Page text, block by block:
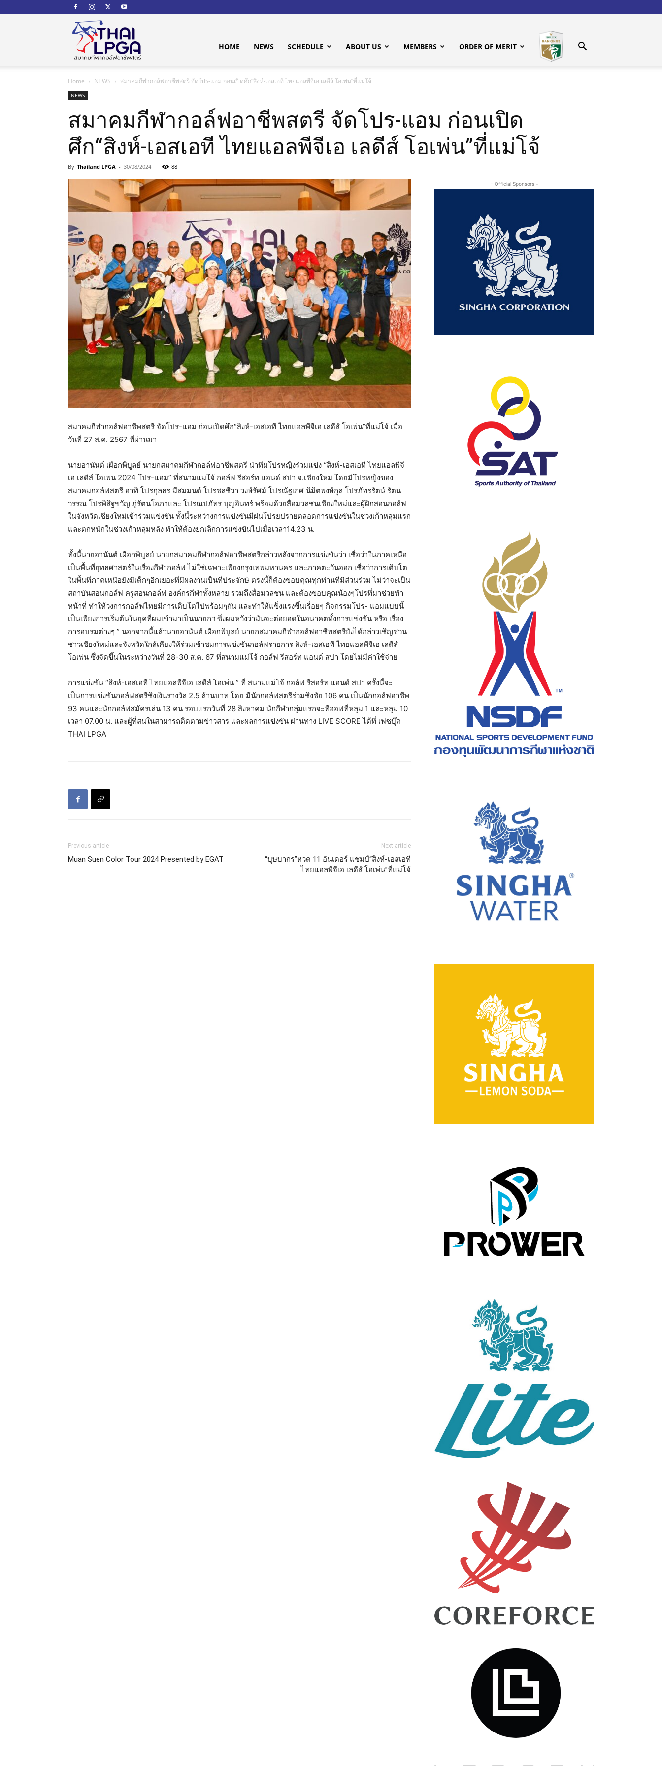
กอล์ฟ
อาชีพ
สตรี
HOME NEWS SCHEDULE ABOUT US MEMBERS ORDER OF MERIT
Home NEWS สมาคมกีฬากอล์ฟอาชีพสตรี จัดโปร-แอม ก่อนเปิดศึก“สิงห์-เอสเอที ไทยแอลพีจีเอ เลดีส์ โอเพ่น”ที่แม่โจ้
NEWS
สมาคมกีฬากอล์ฟอาชีพสตรี จัดโปร-แอม ก่อนเปิด
ศึก“สิงห์-เอสเอที ไทยแอลพีจีเอ เลดีส์ โอเพ่น”ที่แม่โจ้
By Thailand LPGA - 30/08/2024 88
สมาคมกีฬากอล์ฟอาชีพสตรี จัดโปร-แอม ก่อนเปิดศึก“สิงห์-เอสเอที ไทยแอลพีจีเอ เลดีส์ โอเพ่น”ที่แม่โจ้ เมื่อ
วันที่ 27 ส.ค. 2567 ที่ผ่านมา
นายอานันต์ เผือกพิบูลย์ นายกสมาคมกีฬากอล์ฟอาชีพสตรี นำทีมโปรหญิงร่วมแข่ง “สิงห์-เอสเอที ไทยแอลพีจี
เอ เลดีส์ โอเพ่น 2024 โปร-แอม” ที่สนามแม่โจ้ กอล์ฟ รีสอร์ท แอนด์ สปา จ.เชียงใหม่ โดยมีโปรหญิงของ
สมาคมกอล์ฟสตรี อาทิ โปรกุลธร มีสมมนต์ โปรชลชีวา วงษ์รัศม์ โปรณัฐเกศ นิมิตพงษ์กุล โปรภัทรรัตน์ รัตน
วรรณ โปรพิสิฐขวัญ ภู่รัตนโอภาและ โปรณปภัทร บุญอินทร์ พร้อมด้วยสื่อมวลชนเชียงใหม่และผู้ฝึกสอนกอล์ฟ
ในจังหวัดเชียงใหม่เข้าร่วมแข่งขัน ทั้งนี้ระหว่างการแข่งขันมีฝนโปรยปรายตลอดการแข่งขันในช่วงเก้าหลุมแรก
และตกหนักในช่วงเก้าหลุมหลัง ทำให้ต้องยกเลิกการแข่งขันไปเมื่อเวลา14.23 น.
ทั้งนี้นายอานันต์ เผือกพิบูลย์ นายกสมาคมกีฬากอล์ฟอาชีพสตรีกล่าวหลังจากการแข่งขันว่า เชื่อว่าในภาคเหนือ
เป็นพื้นที่ยุทธศาสตร์ในเรื่องกีฬากอล์ฟ ไม่ใช่เฉพาะเพียงกรุงเทพมหานคร และภาคตะวันออก เชื่อว่าการเติบโต
ในพื้นที่ภาคเหนือยังมีเด็กๆอีกเยอะที่มีผลงานเป็นที่ประจักษ์ ตรงนี้ก็ต้องขอบคุณทุกท่านที่มีส่วนร่วม ไม่ว่าจะเป็น
สถาบันสอนกอล์ฟ ครูสอนกอล์ฟ องค์กรกีฬาทั้งหลาย รวมถึงสื่อมวลชน และต้องขอบคุณน้องๆโปรที่มาช่วยทำ
หน้าที่ ทำให้วงการกอล์ฟไทยมีการเติบโตไปพร้อมๆกัน และทำให้แข็งแรงขึ้นเรื่อยๆ กิจกรรมโปร- แอมแบบนี้
เป็นเพียงการเริ่มต้นในยุคที่ผมเข้ามาเป็นนายกฯ ซึ่งผมหวังว่ามันจะต่อยอดในอนาคตทั้งการแข่งขัน หรือ เรื่อง
การอบรมต่างๆ ” นอกจากนี้แล้วนายอานันต์ เผือกพิบูลย์ นายกสมาคมกีฬากอล์ฟอาชีพสตรียังได้กล่าวเชิญชวน
ชาวเชียงใหม่และจังหวัดใกล้เคียงให้ร่วมเข้าชมการแข่งขันกอล์ฟรายการ สิงห์-เอสเอที ไทยแอลพีจีเอ เลดีส์
โอเพ่น ซึ่งจัดขึ้นในระหว่างวันที่ 28-30 ส.ค. 67 ที่สนามแม่โจ้ กอล์ฟ รีสอร์ท แอนด์ สปา โดยไม่มีค่าใช้จ่าย
การแข่งขัน “สิงห์-เอสเอที ไทยแอลพีจีเอ เลดีส์ โอเพ่น ” ที่ สนามแม่โจ้ กอล์ฟ รีสอร์ท แอนด์ สปา ครั้งนี้จะ
เป็นการแข่งขันกอล์ฟสตรีชิงเงินรางวัล 2.5 ล้านบาท โดย มีนักกอล์ฟสตรีร่วมชิงชัย 106 คน เป็นนักกอล์ฟอาชีพ
93 คนและนักกอล์ฟสมัครเล่น 13 คน รอบแรกวันที่ 28 สิงหาคม นักกีฬากลุ่มแรกจะทีออฟที่หลุม 1 และหลุม 10
เวลา 07.00 น. และผู้ที่สนในสามารถติดตามข่าวสาร และผลการแข่งขัน ผ่านทาง LIVE SCORE ได้ที่ เฟซบุ๊ค
THAI LPGA
Previous article
Muan Suen Color Tour 2024 Presented by EGAT
Next article
“บุษบากร”หวด 11 อันเดอร์ แชมป์“สิงห์-เอสเอที
ไทยแอลพีจีเอ เลดีส์ โอเพ่น”ที่แม่โจ้
- Official Sponsors -